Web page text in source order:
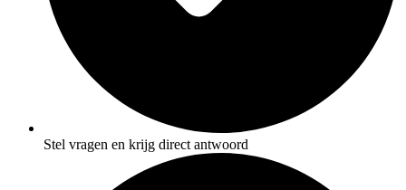
Stel vragen en krijg direct antwoord